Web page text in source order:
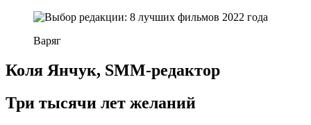
Варяг
Коля Янчук, SMM-редактор
Три тысячи лет желаний